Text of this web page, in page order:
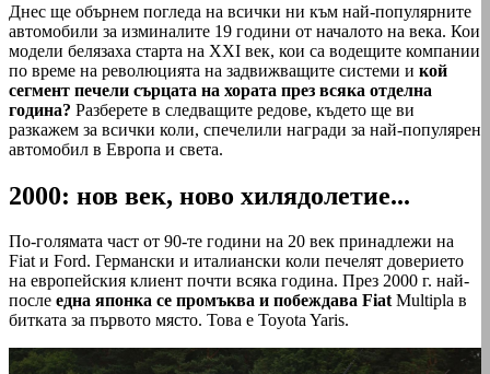
Днес ще обърнем погледа на всички ни към най-популярните
автомобили за изминалите 19 години от началото на века. Кои
модели белязаха старта на XXI век, кои са водещите компании
по време на революцията на задвижващите системи и кой
сегмент печели сърцата на хората през всяка отделна
година? Разберете в следващите редове, където ще ви
разкажем за всички коли, спечелили награди за най-популярен
автомобил в Европа и света.
2000: нов век, ново хилядолетие...
По-голямата част от 90-те години на 20 век принадлежи на
Fiat и Ford. Германски и италиански коли печелят доверието
на европейския клиент почти всяка година. През 2000 г. най-
после една японка се промъква и побеждава FiatMultipla в
битката за първото място. Това е Toyota Yaris.